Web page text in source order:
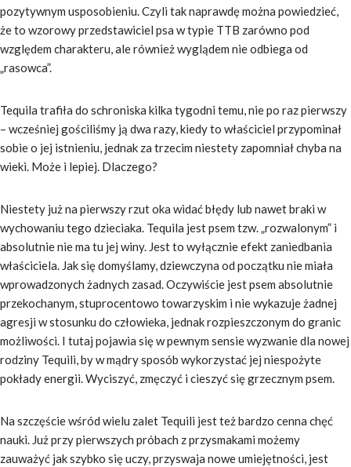
pozytywnym usposobieniu. Czyli tak naprawdę można powiedzieć,
że to wzorowy przedstawiciel psa w typie TTB zarówno pod
względem charakteru, ale również wyglądem nie odbiega od
„rasowca”.
Tequila trafiła do schroniska kilka tygodni temu, nie po raz pierwszy
– wcześniej gościliśmy ją dwa razy, kiedy to właściciel przypominał
sobie o jej istnieniu, jednak za trzecim niestety zapomniał chyba na
wieki. Może i lepiej. Dlaczego?
Niestety już na pierwszy rzut oka widać błędy lub nawet braki w
wychowaniu tego dzieciaka. Tequila jest psem tzw. „rozwalonym” i
absolutnie nie ma tu jej winy. Jest to wyłącznie efekt zaniedbania
właściciela. Jak się domyślamy, dziewczyna od początku nie miała
wprowadzonych żadnych zasad. Oczywiście jest psem absolutnie
przekochanym, stuprocentowo towarzyskim i nie wykazuje żadnej
agresji w stosunku do człowieka, jednak rozpieszczonym do granic
możliwości. I tutaj pojawia się w pewnym sensie wyzwanie dla nowej
rodziny Tequili, by w mądry sposób wykorzystać jej niespożyte
pokłady energii. Wyciszyć, zmęczyć i cieszyć się grzecznym psem.
Na szczęście wśród wielu zalet Tequili jest też bardzo cenna chęć
nauki. Już przy pierwszych próbach z przysmakami możemy
zauważyć jak szybko się uczy, przyswaja nowe umiejętności, jest